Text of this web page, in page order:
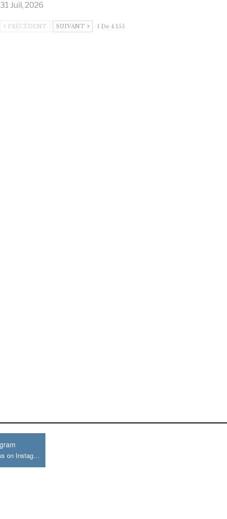
31 Juil, 2026
PRÉCÉDENT SUIVANT 1 De 4 155
Join us on Instagram